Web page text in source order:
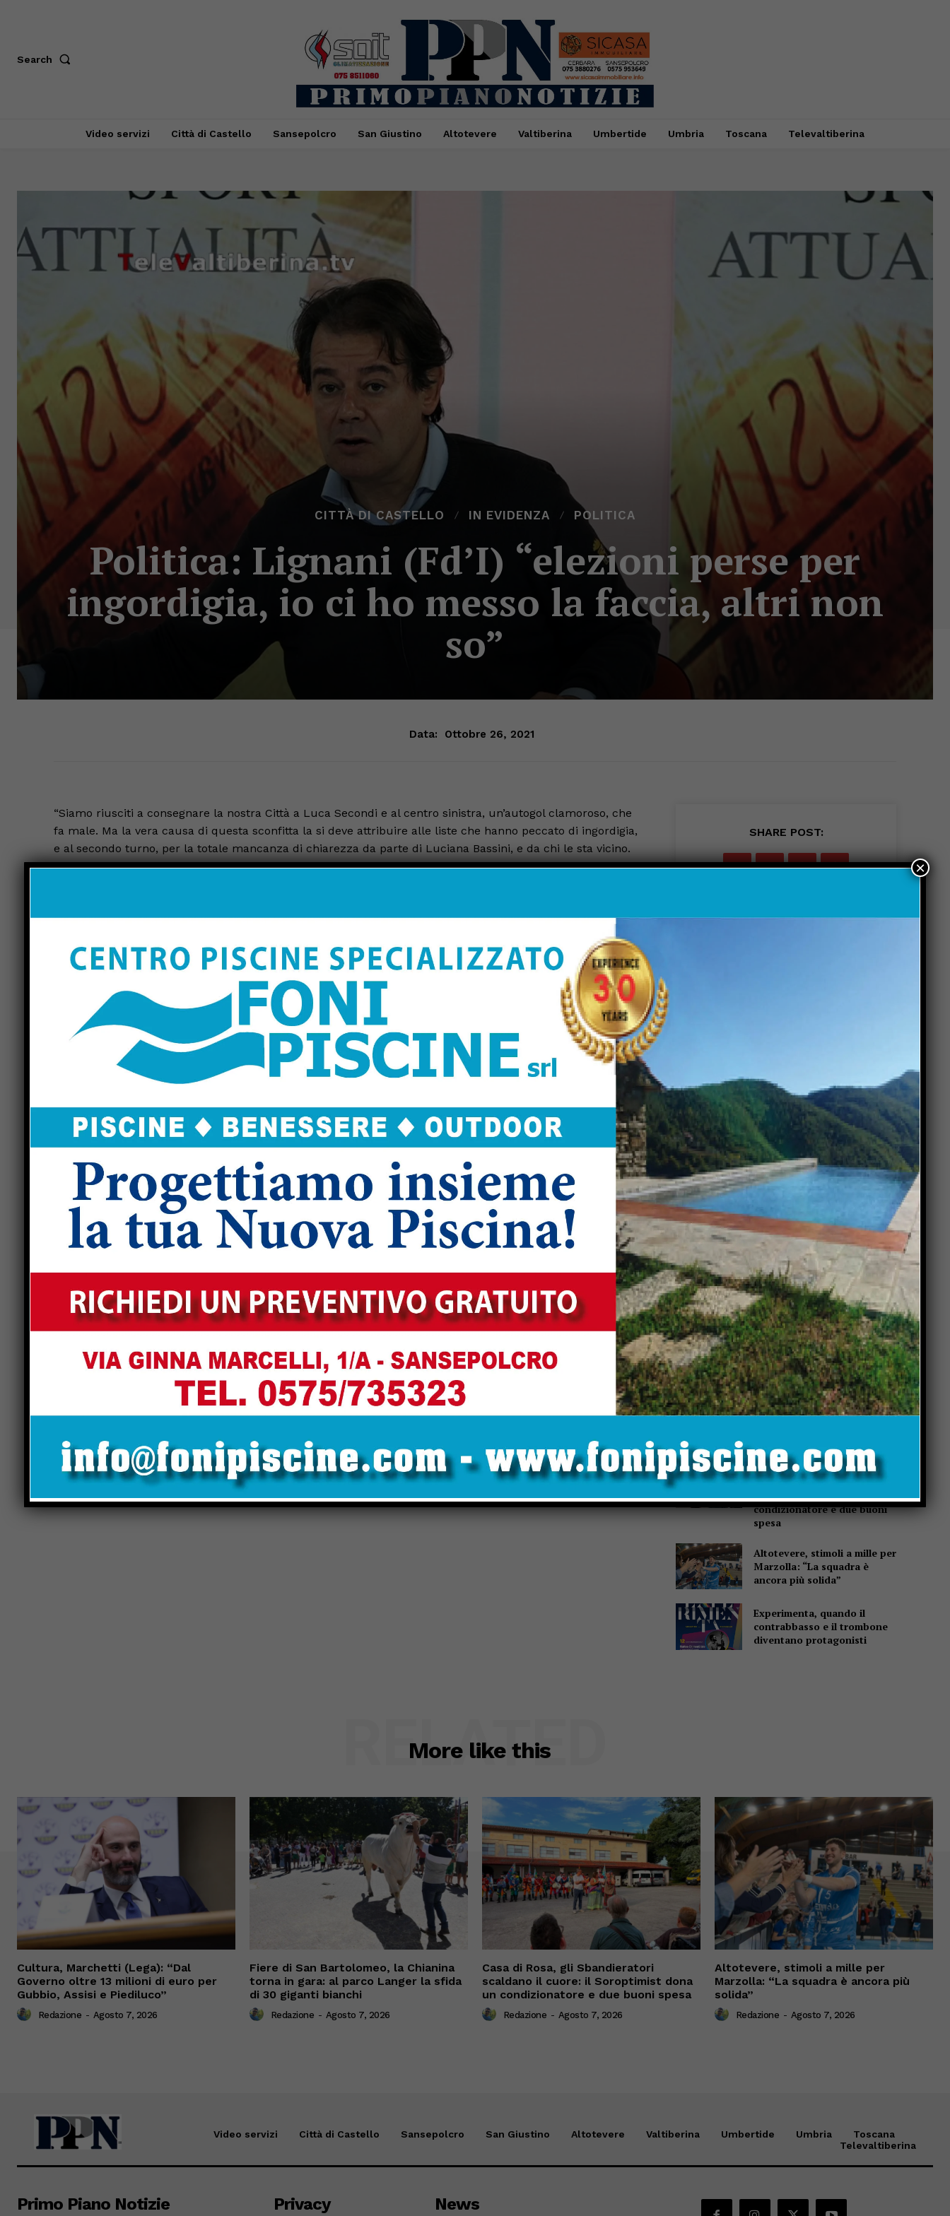
Search
Video servizi Città di Castello Sansepolcro San Giustino Altotevere Valtiberina Umbertide Umbria Toscana Televaltiberina
CITTÀ DI CASTELLO IN EVIDENZA POLITICA
Politica: Lignani (Fd’I) “elezioni perse per
ingordigia, io ci ho messo la faccia, altri non
so”
Data: Ottobre 26, 2021
“Siamo riusciti a consegnare la nostra Città a Luca Secondi e al centro sinistra, un’autogol clamoroso, che
fa male. Ma la vera causa di questa sconfitta la si deve attribuire alle liste che hanno peccato di ingordigia,
e al secondo turno, per la totale mancanza di chiarezza da parte di Luciana Bassini, e da chi le sta vicino.
Bastava chiarezza, una dichiarazione del candidato che sgombrasse il campo da qualsiasi equivoco, questo
Pallavolo: Enrico Brizzi (Città di
Castello) “questa società ha un futuro,
anche nel maschile”
Laboratori Permanenti porta in scena il
progetto “La paura mangia l’anima” di
Fassbinder, 30 ottobre ore 21.00 Teatro
La Fenice, Arsoli (Rm)
SHARE POST:
Popular
Cultura, Marchetti (Lega):
“Dal Governo oltre 13 milioni
di euro per Gubbio, Assisi e
Piediluco”
Fiere di San Bartolomeo, la
Chianina torna in gara: al
Casa di Rosa, gli
Sbandieratori scaldano il
cuore: il Soroptimist dona un
condizionatore e due buoni
spesa
Altotevere, stimoli a mille per
Marzolla: “La squadra è
ancora più solida”
Experimenta, quando il
contrabbasso e il trombone
diventano protagonisti
More like this
RELATED
Cultura, Marchetti (Lega): “Dal
Governo oltre 13 milioni di euro per
Gubbio, Assisi e Piediluco”
Redazione - Agosto 7, 2026
Fiere di San Bartolomeo, la Chianina
torna in gara: al parco Langer la sfida
di 30 giganti bianchi
Redazione - Agosto 7, 2026
Casa di Rosa, gli Sbandieratori
scaldano il cuore: il Soroptimist dona
un condizionatore e due buoni spesa
Redazione - Agosto 7, 2026
Altotevere, stimoli a mille per
Marzolla: “La squadra è ancora più
solida”
Redazione - Agosto 7, 2026
Video servizi Città di Castello Sansepolcro San Giustino Altotevere Valtiberina Umbertide Umbria
Toscana
Televaltiberina
Primo Piano Notizie Privacy News
×